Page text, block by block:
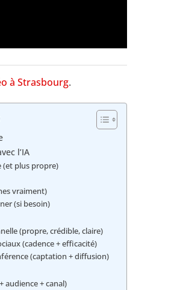
à Strasbourg.
l’IA
(et plus propre)
vraiment)
(si besoin)
(propre, crédible, claire)
(cadence + efficacité)
(captation + diffusion)
audience + canal)